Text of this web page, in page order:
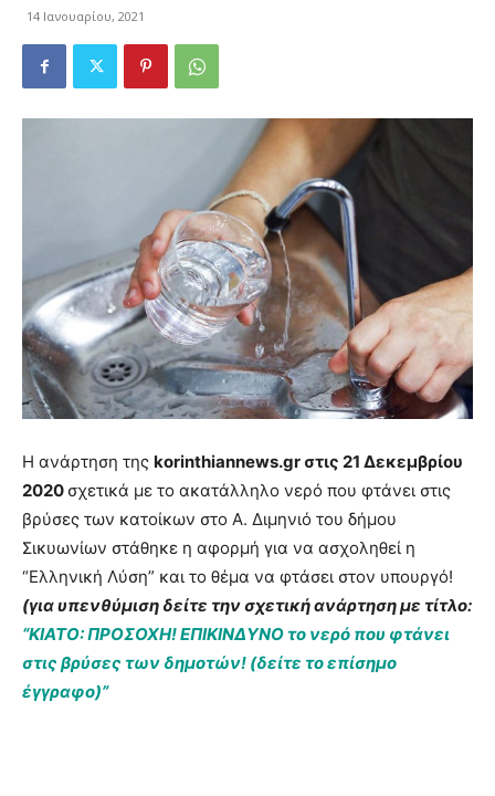
14 Ιανουαρίου, 2021
Η ανάρτηση της korinthiannews.gr στις 21 Δεκεμβρίου
2020 σχετικά με το ακατάλληλο νερό που φτάνει στις
βρύσες των κατοίκων στο Α. Διμηνιό του δήμου
Σικυωνίων στάθηκε η αφορμή για να ασχοληθεί η
“Ελληνική Λύση” και το θέμα να φτάσει στον υπουργό!
(για υπενθύμιση δείτε την σχετική ανάρτηση με τίτλο:
“ΚΙΑΤΟ: ΠΡΟΣΟΧΗ! ΕΠΙΚΙΝΔΥΝΟ το νερό που φτάνει
στις βρύσες των δημοτών! (δείτε το επίσημο
έγγραφο)”